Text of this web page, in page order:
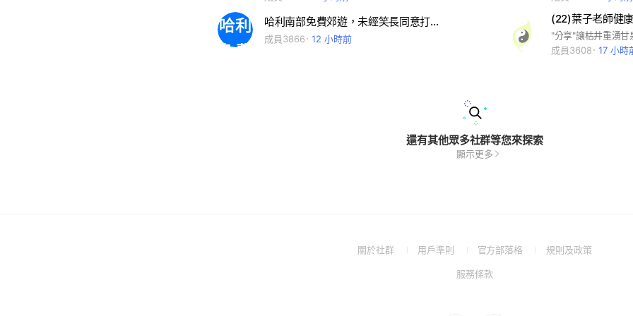
哈利南部免費郊遊，未經笑長同意打廣告一律踢除
成員3866 12 小時前
(22)葉子老師健
"分享"讓枯井重湧甘
成員3608
17 小時
還有其他眾多社群等您來探索
顯示更多
關於社群
(Open用戶準則
(Open
a
官方部落格
(Open規則及政策(Open
服務條款(Open